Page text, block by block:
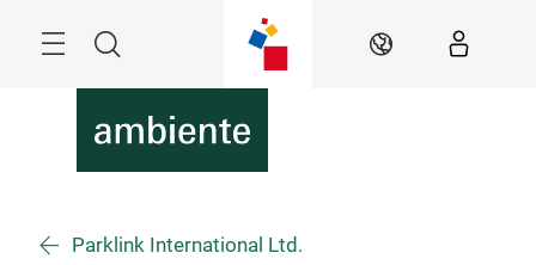
Suche DE
Parklink International Ltd.